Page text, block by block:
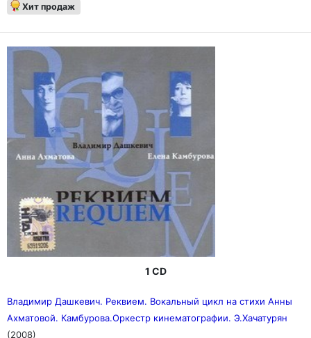
Хит продаж
1 CD
Владимир Дашкевич. Реквием. Вокальный цикл на стихи Анны
Ахматовой. Камбурова.Оркестр кинематографии. Э.Хачатурян
(2008)